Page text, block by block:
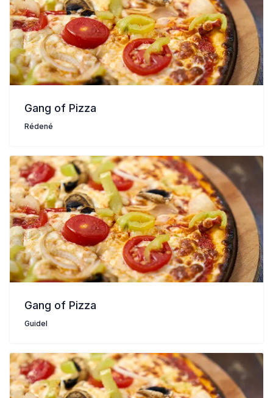
Gang of Pizza
Rédené
Gang of Pizza
Guidel